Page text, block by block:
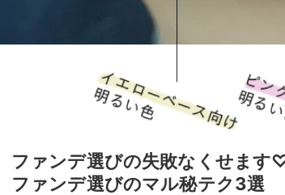
ファンデ選びの失敗なくせます
ファンデ選びのマル秘テク3選